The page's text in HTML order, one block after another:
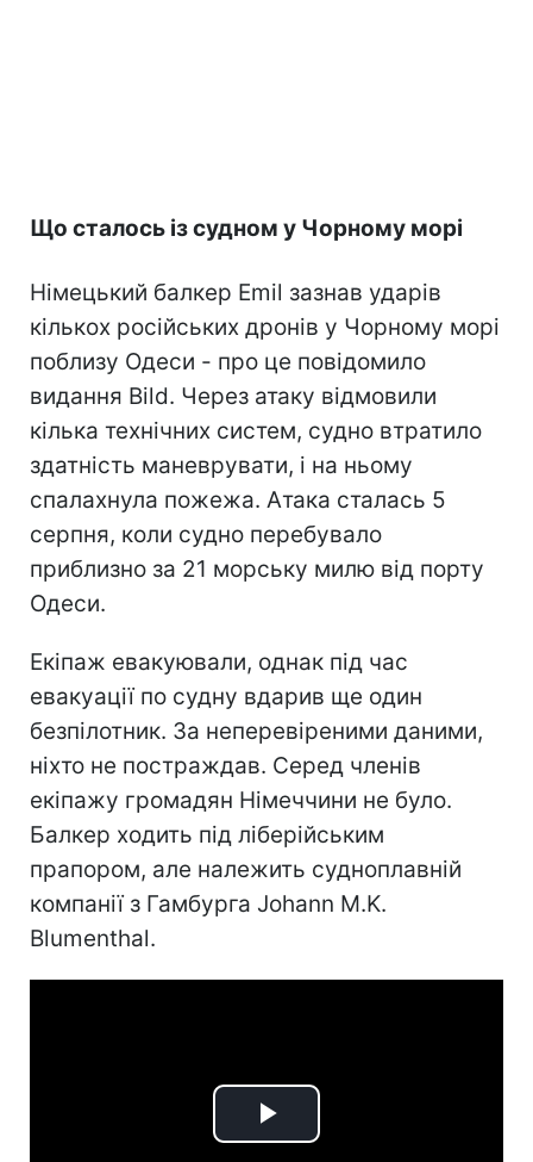
Що сталось із судном у Чорному морі
Німецький балкер Emil зазнав ударів
кількох російських дронів у Чорному морі
поблизу Одеси - про це повідомило
видання Bild. Через атаку відмовили
кілька технічних систем, судно втратило
здатність маневрувати, і на ньому
спалахнула пожежа. Атака сталась 5
серпня, коли судно перебувало
приблизно за 21 морську милю від порту
Одеси.
Екіпаж евакуювали, однак під час
евакуації по судну вдарив ще один
безпілотник. За неперевіреними даними,
ніхто не постраждав. Серед членів
екіпажу громадян Німеччини не було.
Балкер ходить під ліберійським
прапором, але належить судноплавній
компанії з Гамбурга Johann M.K.
Blumenthal.
Play